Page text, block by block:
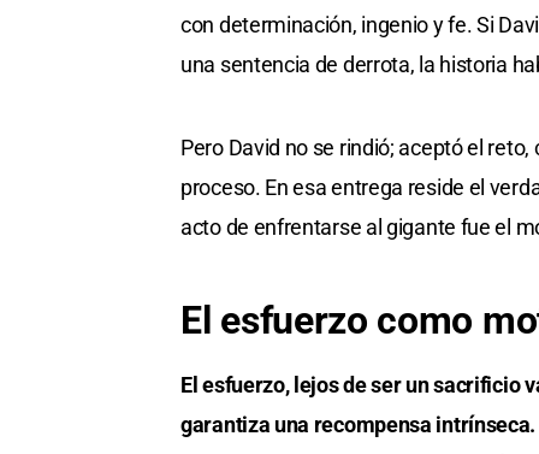
con determinación, ingenio y fe. Si
una sentencia de derrota, la historia
Pero David no se rindió; aceptó el
proceso. En esa entrega reside el
acto de enfrentarse al gigante fue el
El esfuerzo como
El esfuerzo, lejos de ser un sacrificio
garantiza una recompensa intrínseca.